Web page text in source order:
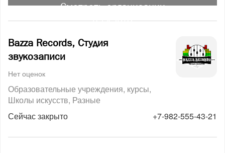
Смотреть организации
на карте
Bazza Records, Студия
звукозаписи
Нет оценок
Образовательные учреждения, курсы
Школы искусств Разные
Сейчас закрыто
+7-982-555-43-21